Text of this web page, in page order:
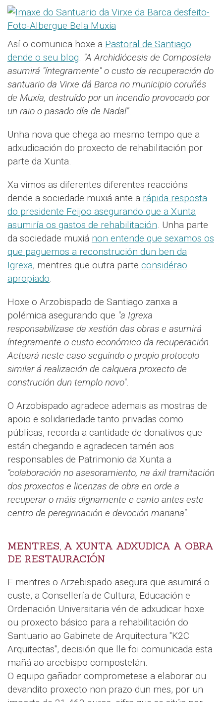
Así o comunica hoxe a Pastoral de Santiago
dende o seu blog. "A Archidiócesis de Compostela
asumirá "íntegramente" o custo da recuperación do
santuario da Virxe dá Barca no municipio coruñés
de Muxía, destruído por un incendio provocado por
un raio o pasado día de Nadal".
Unha nova que chega ao mesmo tempo que a
adxudicación do proxecto de rehabilitación por
parte da Xunta.
Xa vimos as diferentes diferentes reaccións
dende a sociedade muxiá ante a rápida resposta
do presidente Feijoo asegurando que a Xunta
asumiría os gastos de rehabilitación. Unha parte
da sociedade muxiá non entende que sexamos os
que paguemos a reconstrución dun ben da
Igrexa, mentres que outra parte considérao
apropiado.
Hoxe o Arzobispado de Santiago zanxa a
polémica asegurando que "a Igrexa
responsabilízase da xestión das obras e asumirá
íntegramente o custo económico da recuperación.
Actuará neste caso seguindo o propio protocolo
similar á realización de calquera proxecto de
construción dun templo novo".
O Arzobispado agradece ademais as mostras de
apoio e solidariedade tanto privadas como
públicas, recorda a cantidade de donativos que
están chegando e agradecen tamén aos
responsables de Patrimonio da Xunta a
"colaboración no asesoramiento, na áxil tramitación
dos proxectos e licenzas de obra en orde a
recuperar o máis dignamente e canto antes este
centro de peregrinación e devoción mariana".
MENTRES, A XUNTA ADXUDICA A OBRA
DE RESTAURACIÓN
E mentres o Arzebispado asegura que asumirá o
custe, a Consellería de Cultura, Educación e
Ordenación Universitaria vén de adxudicar hoxe
ou proxecto básico para a rehabilitación do
Santuario ao Gabinete de Arquitectura "K2C
Arquitectas", decisión que lle foi comunicada esta
mañá ao arcebispo compostelán.
O equipo gañador comprometese a elaborar ou
devandito proxecto non prazo dun mes, por un